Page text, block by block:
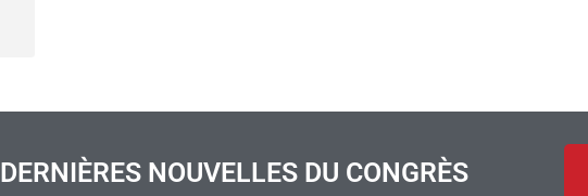
DERNIÈRES NOUVELLES DU CONGRÈS